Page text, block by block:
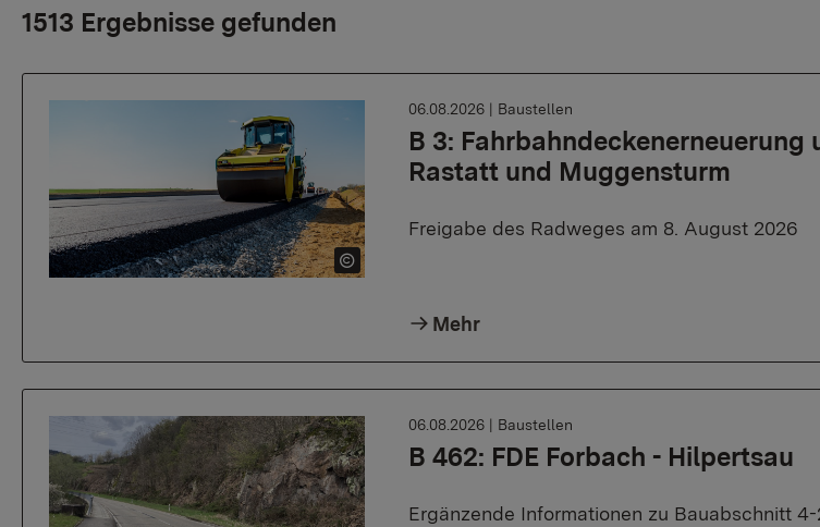
1513 Ergebnisse gefunden
B 3:
Rastatt und Muggensturm
06.08.2026 | Baustellen
Freigabe des Radweges am 8. August 2026
Mehr
B 462: FDE Forbach - Hilpertsau
06.08.2026 | Baustellen
Ergänzende Informationen zu Bauabschnitt